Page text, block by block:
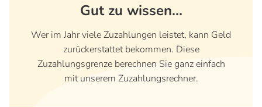
Gut zu wissen...
Wer im Jahr viele Zuzahlungen leistet, kann Geld
zurückerstattet bekommen. Diese
Zuzahlungsgrenze berechnen Sie ganz einfach
mit unserem Zuzahlungsrechner.